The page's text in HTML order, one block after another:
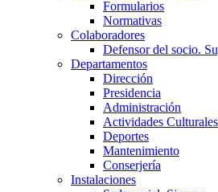
Formularios
Normativas
Colaboradores
Defensor del socio.
Departamentos
Dirección
Presidencia
Administración
Actividades
Deportes
Mantenimiento
Conserjería
Instalaciones